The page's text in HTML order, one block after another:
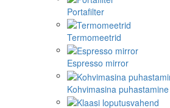
Portafilter
Termomeetrid
Espresso mirror
Kohvimasina puhastamine